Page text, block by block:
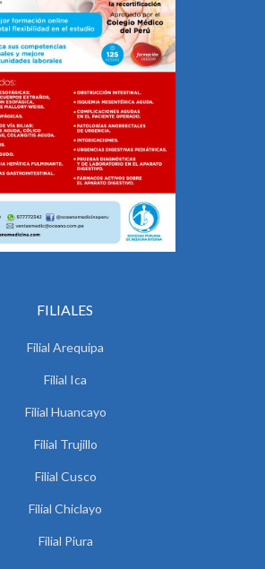
FILIALES
Filial Arequipa
Filial Ica
Filial Huancayo
Filial Trujillo
Filial Cusco
Filial Chiclayo
Filial Piura